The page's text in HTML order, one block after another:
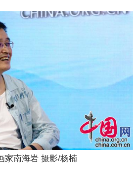
家南海岩 摄影/杨楠